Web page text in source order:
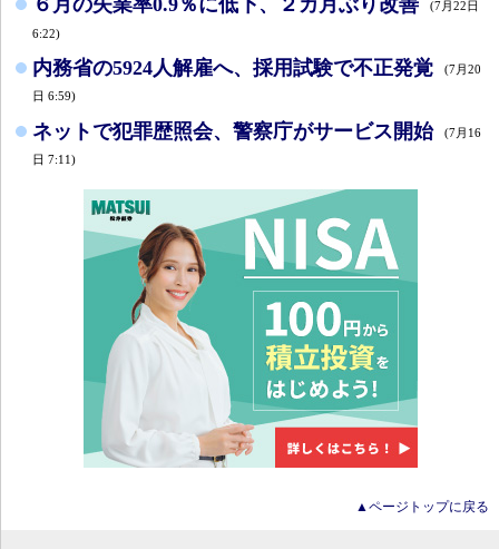
(7月22日
6:22)
内務省の5924人解雇へ、採用試験で不正発覚
(7月20
日 6:59)
ネットで犯罪歴照会、警察庁がサービス開始
(7月16
日 7:11)
▲ページトップに戻る